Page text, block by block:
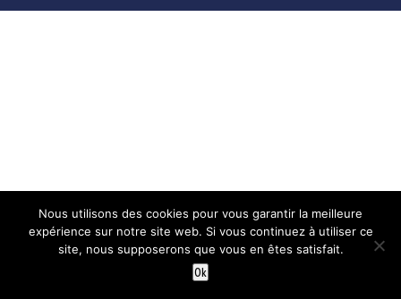
Nous utilisons des cookies pour vous garantir la meilleure
expérience sur notre site web. Si vous continuez à utiliser ce
site, nous supposerons que vous en êtes satisfait.
Ok